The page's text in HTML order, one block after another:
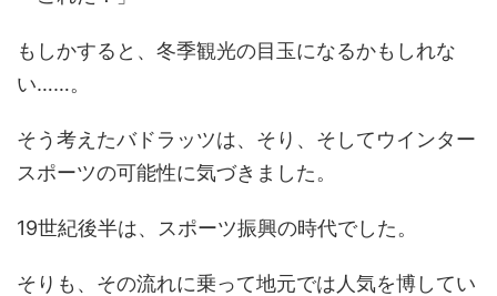
もしかすると、冬季観光の目玉になるかもしれな
い……。
そう考えたバドラッツは、そり、そしてウインター
スポーツの可能性に気づきました。
19世紀後半は、スポーツ振興の時代でした。
そりも、その流れに乗って地元では人気を博してい